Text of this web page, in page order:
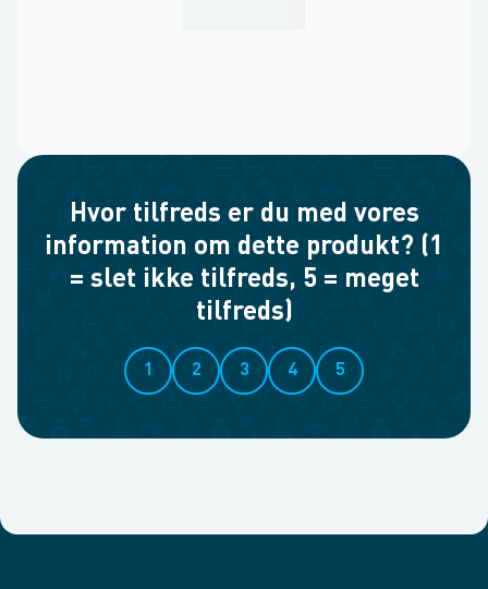
Hvor tilfreds er du med vores
information om dette produkt? (1
= slet ikke tilfreds, 5 = meget
tilfreds)
1 2 3 4 5